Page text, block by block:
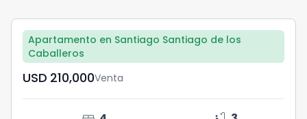
Apartamento en Santiago Santiago de los
Caballeros
USD	210,000Venta